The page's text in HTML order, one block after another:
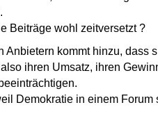
Beiträge wohl zeitversetzt ?
Anbietern kommt hinzu, dass
ihren Umsatz, ihren
Demokratie in einem Forum